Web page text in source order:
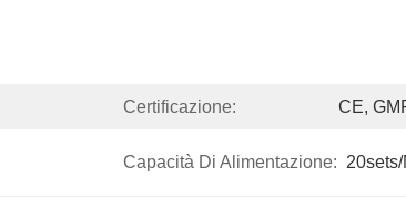
Certificazione: CE,
Capacità Di Alimentazione: